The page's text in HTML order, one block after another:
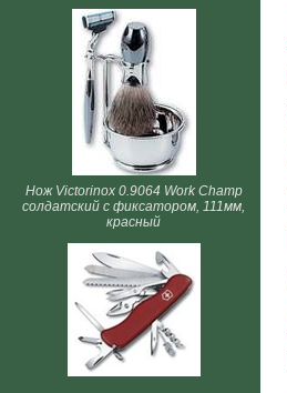
Нож Victorinox 0.9064 Work Champ
солдатский с фиксатором, 111мм,
красный